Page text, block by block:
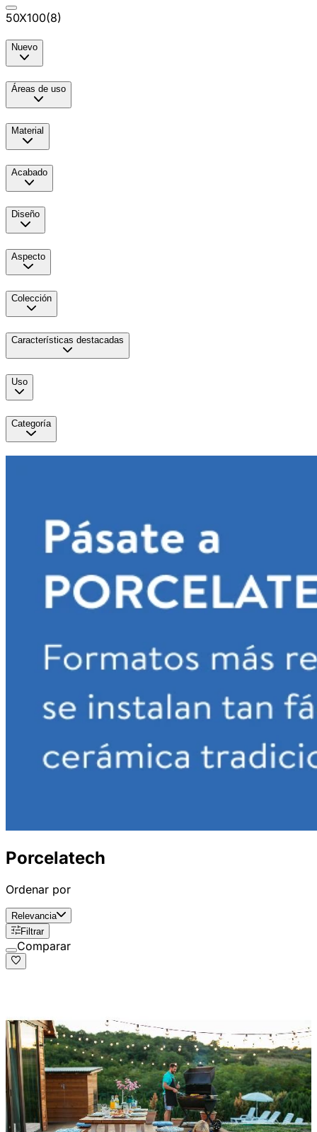
50X100(8)
Nuevo
Áreas de uso
Material
Acabado
Diseño
Aspecto
Colección
Características destacadas
Uso
Categoría
Porcelatech
Ordenar por
Relevancia
Filtrar
Comparar